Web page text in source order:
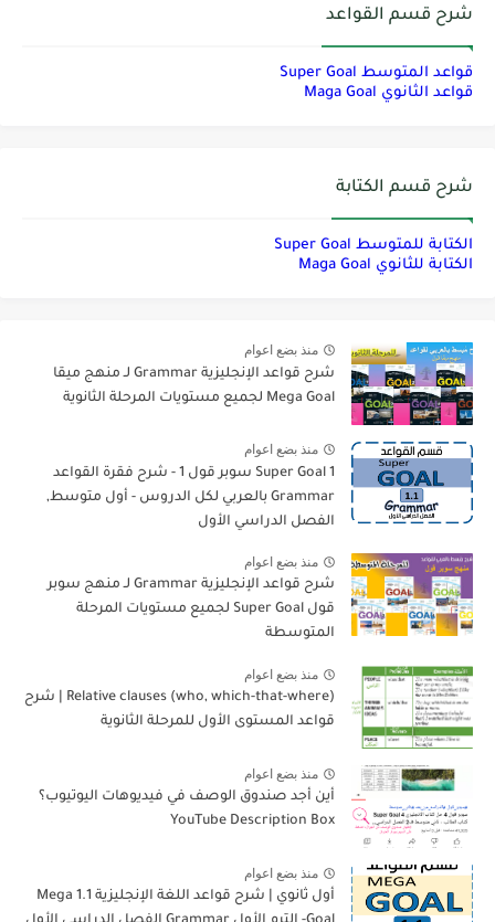
شرح قسم القواعد
قواعد المتوسط Super Goal
قواعد الثانوي Maga Goal
شرح قسم الكتابة
الكتابة للمتوسط Super Goal
الكتابة للثانوي Maga Goal
منذ بضع اعوام
شرح قواعد الإنجليزية Grammar لـ منهج ميقا
Mega Goal لجميع مستويات المرحلة الثانوية
منذ بضع اعوام
Super Goal 1 سوبر قول 1 - شرح فقرة القواعد
Grammar بالعربي لكل الدروس - أول متوسط,
الفصل الدراسي الأول
منذ بضع اعوام
شرح قواعد الإنجليزية Grammar لـ منهج سوبر
قول Super Goal لجميع مستويات المرحلة
المتوسطة
منذ بضع اعوام
Relative clauses (who, which-that-where) | شرح
قواعد المستوى الأول للمرحلة الثانوية
منذ بضع اعوام
أين أجد صندوق الوصف في فيديوهات اليوتيوب؟
YouTube Description Box
منذ بضع اعوام
أول ثانوي | شرح قواعد اللغة الإنجليزية 1.1 Mega